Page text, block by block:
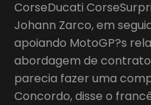
CorseDucati
Johann Zarco, em
apoiando MotoGP?s
abordagem de
parecia fazer uma
Concordo, disse o